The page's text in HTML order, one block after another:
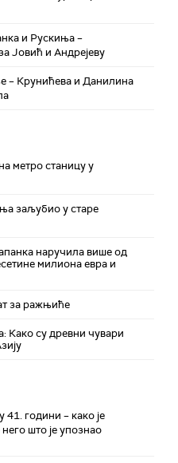
и Рускиња –
Јовић и Андрејеву
– Крунићева и Данилина
метро станицу у
заљубио у старе
наручила више од
милиона евра и
за ражњиће
Како су древни чувари
години – како је
што је упознао